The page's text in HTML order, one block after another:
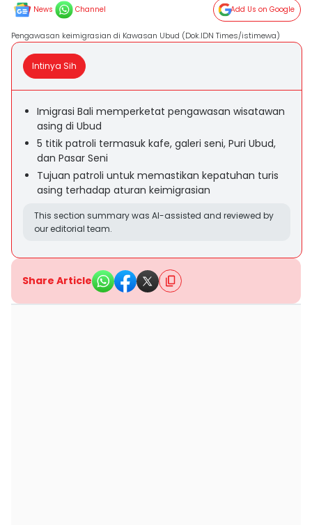
News Channel Add Us on Google
Pengawasan keimigrasian di Kawasan Ubud (Dok.IDN Times/istimewa)
Intinya Sih
Imigrasi Bali memperketat pengawasan wisatawan
asing di Ubud
5 titik patroli termasuk kafe, galeri seni, Puri Ubud,
dan Pasar Seni
Tujuan patroli untuk memastikan kepatuhan turis
asing terhadap aturan keimigrasian
This section summary was AI-assisted and reviewed by
our editorial team.
Share Article